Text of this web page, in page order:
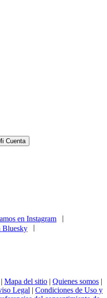
Cuenta
|
|
| Mapa del sitio | Quienes somos |
Legal | Condiciones de Uso y